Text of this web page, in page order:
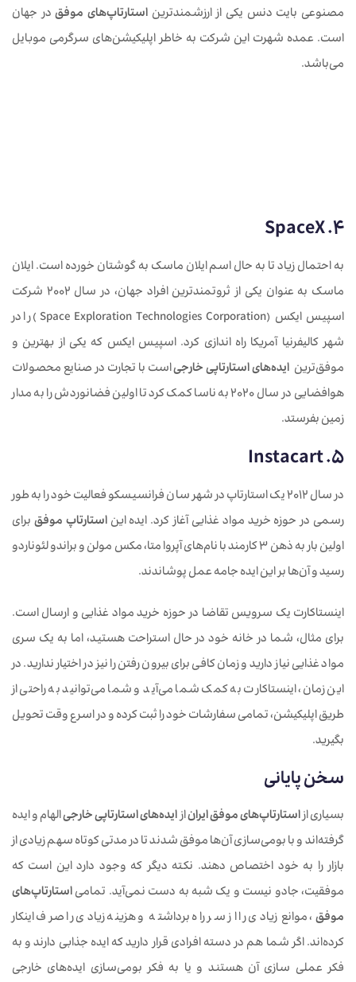
مصنوعی بایت دنس یکی از ارزشمند‌ترین استارتاپ‌های موفقدر جهان
است. عمده شهرت این شرکت به خاطر اپلیکیشن‌‌های سرگرمی موبایل
می‌باشد.
4. SpaceX
به احتمال زیاد تا به حال اسم ایلان ماسک به گوشتان خورده است. ایلان
ماسک به عنوان یکی از ثروتمندترین افراد جهان، در سال 2002 شرکت
اسپیس ایکس (Space Exploration Technologies Corporation) را در
شهر کالیفرنیا آمریکا راه اندازی کرد. اسپیس ایکس که یکی از بهترین و
موفق‌ترین ایده‌های استارتاپی خارجیاست با تجارت در صنایع محصولات
هوافضایی در سال 2020 به ناسا کمک کرد تا اولین فضانوردش را به مدار
زمین بفرستد.
5. Instacart
در سال 2012 یک استارتاپ در شهر سان فرانسیسکو فعالیت خود را به طور
رسمی در حوزه خرید مواد غذایی آغاز کرد. ایده ایناستارتاپ موفق برای
اولین بار به ذهن 3 کارمند با نام‌های آپروا متا، مکس مولن و براندو لئوناردو
رسید و آن‌ها بر این ایده جامه عمل پوشاندند.
اینستاکارت یک سرویس تقاضا در حوزه خرید مواد غذایی و ارسال است.
برای مثال، شما در خانه خود در حال استراحت هستید، اما به یک سری
مواد غذایی نیاز دارید و زمان کافی برای بیرون رفتن را نیز در اختیار ندارید. در
این زمان، اینستاکارت به کمک شما می‌آید و شما می‌توانید به راحتی از
طریق اپلیکیشن، تمامی سفارشات خود را ثبت کرده و در اسرع وقت تحویل
بگیرید.
سخن پایانی
بسیاری ازاستارتاپ‌های موفقایرانازایده‌های استارتاپی خارجیالهام و ایده
گرفته‌اند و با بومی‌سازی آن‌ها موفق شدند تا در مدتی کوتاه سهم زیادی از
بازار را به خود اختصاص دهند. نکته دیگر که وجود دارد این است که
موفقیت، جادو نیست و یک شبه به دست نمی‌آید. تمامیاستارتاپ‌های
موفق ، موانع‌ زیادی را از سر راه برداشته و هزینه زیادی را صرف اینکار
کرده‌اند. اگر شما هم در دسته افرادی قرار دارید که ایده جذابی دارند و به
فکر عملی سازی آن هستند و یا به فکر بومی‌سازی ایده‌های خارجی